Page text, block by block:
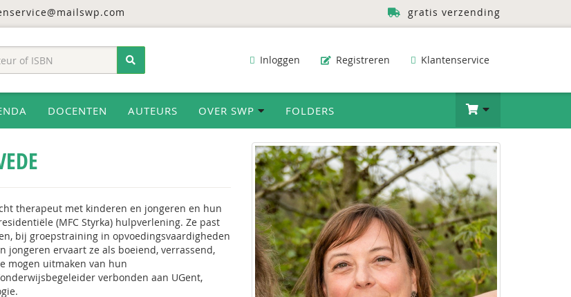
gratis verzending
Inloggen Registreren Klantenservice
DOCENTEN AUTEURS OVER SWP FOLDERS
therapeut met kinderen en jongeren en hun
(MFC Styrka) hulpverlening. Ze past
bij groepstraining in opvoedingsvaardigheden
jongeren ervaart ze als boeiend, verrassend,
mogen uitmaken van hun
verbonden aan UGent,